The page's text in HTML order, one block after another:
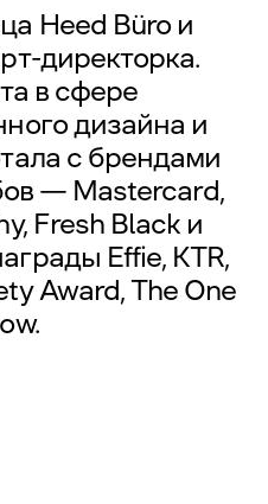
Heed Büro и
директорка.
в сфере
дизайна и
с брендами
— Mastercard,
Fresh Black и
Effie, KTR,
Award, The One